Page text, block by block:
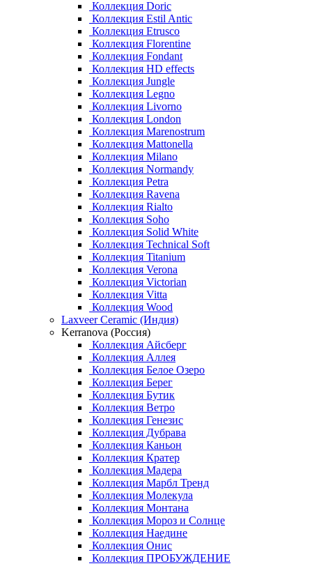
Коллекция Doric
Коллекция Estil Antic
Коллекция Etrusco
Коллекция Florentine
Коллекция Fondant
Коллекция HD effects
Коллекция Jungle
Коллекция Legno
Коллекция Livorno
Коллекция London
Коллекция Marenostrum
Коллекция Mattonella
Коллекция Milano
Коллекция Normandy
Коллекция Petra
Коллекция Ravena
Коллекция Rialto
Коллекция Soho
Коллекция Solid White
Коллекция Technical Soft
Коллекция Titanium
Коллекция Verona
Коллекция Victorian
Коллекция Vitta
Коллекция Wood
Laxveer Ceramic (Индия)
Kerranova (Россия)
Коллекция Айсберг
Коллекция Аллея
Коллекция Белое Озеро
Коллекция Берег
Коллекция Бутик
Коллекция Ветро
Коллекция Генезис
Коллекция Дубрава
Коллекция Каньон
Коллекция Кратер
Коллекция Мадера
Коллекция Марбл Тренд
Коллекция Молекула
Коллекция Монтана
Коллекция Мороз и Солнце
Коллекция Наедине
Коллекция Онис
Коллекция ПРОБУЖДЕНИЕ